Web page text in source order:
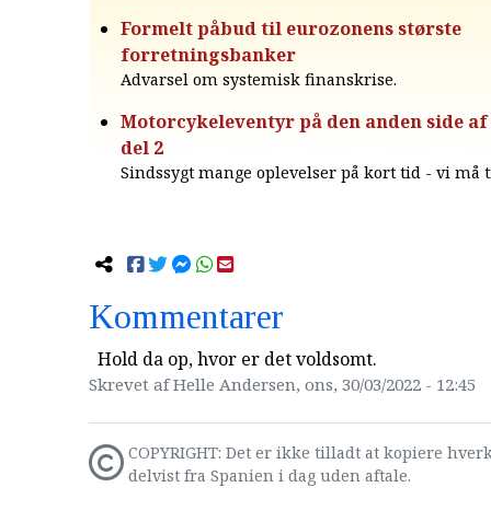
Formelt påbud til eurozonens største
forretningsbanker
Advarsel om systemisk finanskrise.
Motorcykeleventyr på den anden side
del 2
Sindssygt mange oplevelser på kort tid - vi må
Kommentarer
Hold da op, hvor er det voldsomt.
Skrevet af Helle Andersen, ons, 30/03/2022 - 12:45
COPYRIGHT: Det er ikke tilladt at kopiere
delvist fra Spanien i dag uden aftale.